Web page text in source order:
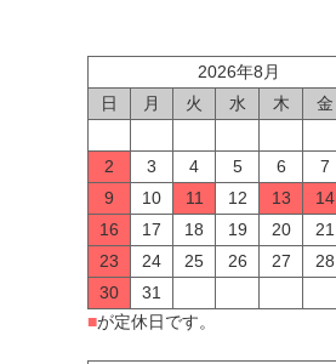
2026年8月
日
月 火 水 木 金
2
3 4 5 6 7
9
10 11 12 13 14
16
17 18 19 20 21
23
24 25 26 27 28
30
31
■が定休日です。